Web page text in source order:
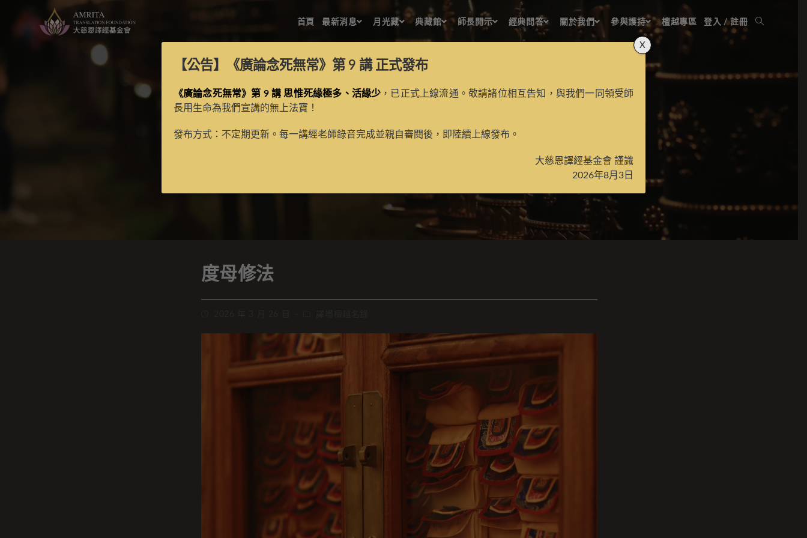
首頁 最新消息 月光藏 典藏館 師長開示 經典問答 關於我們 參與護持 檀越專區 登入 / 註冊
度母修法
度母修法
【公告】 《廣論念死無常》第 9 講正式發布
《廣論念死無常》第 9 講 思惟死緣極多、活緣少 ，已正式上線流通。敬請諸位相互告知，與我們一同領受師
長用生命為我們宣講的無上法寶！
發布方式：不定期更新。每一講經老師錄音完成並親自審閱後，即陸續上線發布。
大慈恩譯經基金會 謹識
2026年8月3日
X